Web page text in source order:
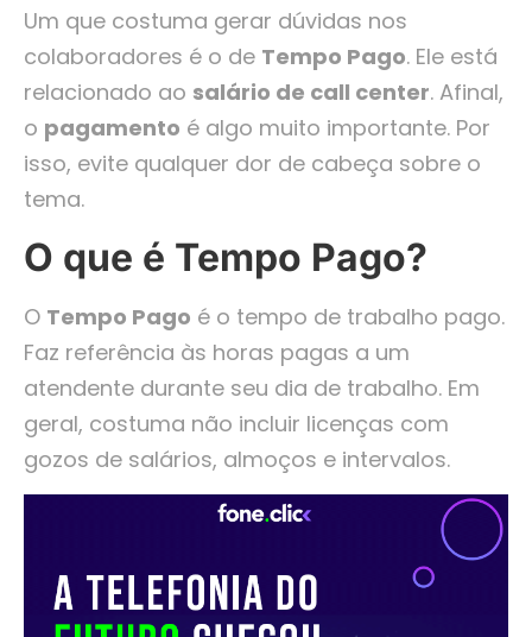
Um que costuma gerar dúvidas nos
colaboradores é o de Tempo Pago. Ele está
relacionado ao salário de call center. Afinal,
o pagamento é algo muito importante. Por
isso, evite qualquer dor de cabeça sobre o
tema.
O que é Tempo Pago?
O Tempo Pago é o tempo de trabalho pago.
Faz referência às horas pagas a um
atendente durante seu dia de trabalho. Em
geral, costuma não incluir licenças com
gozos de salários, almoços e intervalos.